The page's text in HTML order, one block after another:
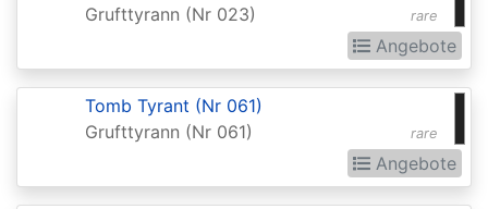
Commander
(Strixhaven)
Commander
rare
Grufttyrann (Nr 023)
Angebote
rare
Tomb Tyrant (Nr 061)
Grufttyrann (Nr 061)
Angebote